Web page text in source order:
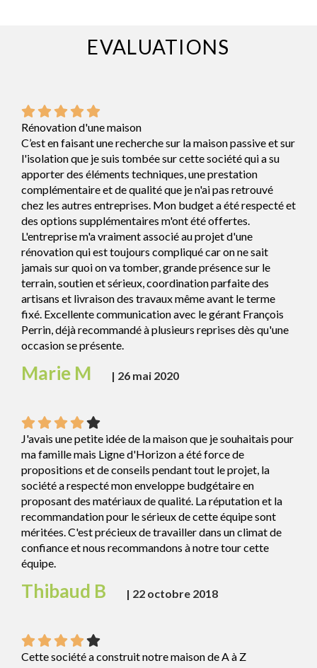
EVALUATIONS
Rénovation d'une maison
C’est en faisant une recherche sur la maison passive et sur
l'isolation que je suis tombée sur cette société qui a su
apporter des éléments techniques, une prestation
complémentaire et de qualité que je n'ai pas retrouvé
chez les autres entreprises. Mon budget a été respecté et
des options supplémentaires m'ont été offertes.
L'entreprise m'a vraiment associé au projet d'une
rénovation qui est toujours compliqué car on ne sait
jamais sur quoi on va tomber, grande présence sur le
terrain, soutien et sérieux, coordination parfaite des
artisans et livraison des travaux même avant le terme
fixé. Excellente communication avec le gérant François
Perrin, déjà recommandé à plusieurs reprises dès qu'une
occasion se présente.
Marie M | 26 mai 2020
J'avais une petite idée de la maison que je souhaitais pour
ma famille mais Ligne d'Horizon a été force de
propositions et de conseils pendant tout le projet, la
société a respecté mon enveloppe budgétaire en
proposant des matériaux de qualité. La réputation et la
recommandation pour le sérieux de cette équipe sont
méritées. C'est précieux de travailler dans un climat de
confiance et nous recommandons à notre tour cette
équipe.
Thibaud B | 22 octobre 2018
Cette société a construit notre maison de A à Z